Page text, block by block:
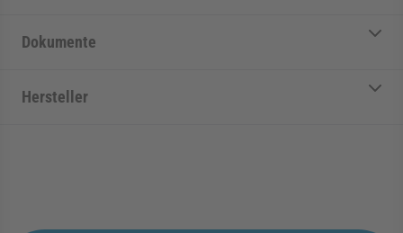
Dokumente
Hersteller